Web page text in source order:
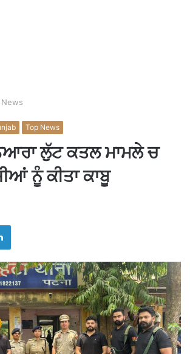
Top News
ਲੁੱਟ ਕਤਲ ਮਾਮਲੇ ਚ
ਨੂੰ ਕੀਤਾ ਕਾਬੂ
LinkedIn